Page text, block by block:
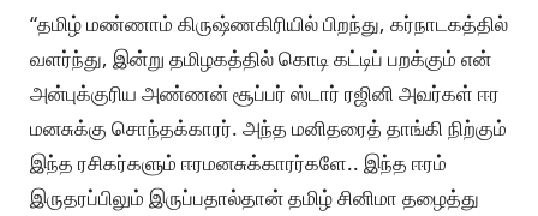
“தமிழ் மண்ணாம் கிருஷ்ணகிரியில் பிறந்து, கர்நாடகத்தில்
வளர்ந்து, இன்று தமிழகத்தில் கொடி கட்டிப் பறக்கும் என்
அன்புக்குரிய அண்ணன் சூப்பர் ஸ்டார் ரஜினி அவர்கள் ஈர
மனசுக்கு சொந்தக்காரர். அந்த மனிதரைத் தாங்கி நிற்கும்
இந்த ரசிகர்களும் ஈரமனசுக்காரர்களே.. இந்த ஈரம்
இருதரப்பிலும் இருப்பதால்தான் தமிழ் சினிமா தழைத்து